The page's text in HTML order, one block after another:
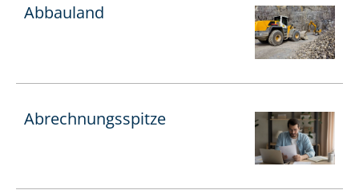
Abbauland
Ab­rech­nungs­spit­ze